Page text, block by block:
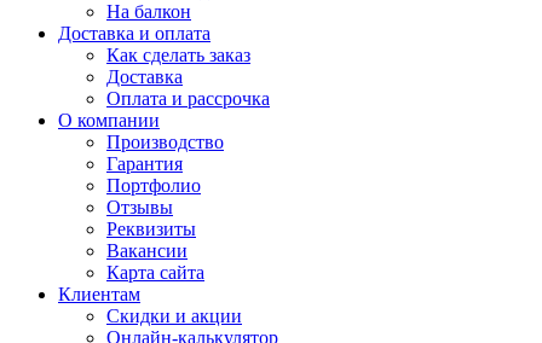
На балкон
Доставка и оплата
Как сделать заказ
Доставка
Оплата и рассрочка
О компании
Производство
Гарантия
Портфолио
Отзывы
Реквизиты
Вакансии
Карта сайта
Клиентам
Скидки и акции
Онлайн-калькулятор